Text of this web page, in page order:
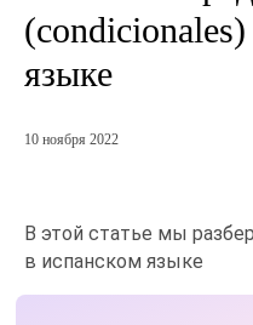
языке
10 ноября 2022
В этой статье мы
в испанском языке